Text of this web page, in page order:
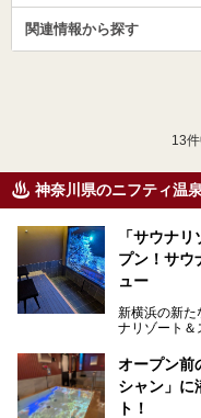
関連情報から探す
13
神奈川県のニフティ温
「サウナ
プン！サウ
ュー
新横浜の新た
ナリゾート＆
す。サウナや
ペースの過ご
常の疲れをリ
は必見です。
オープン前
シャン」に
ト！